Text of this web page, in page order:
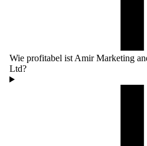
Wie profitabel ist Amir Marketing
Ltd?